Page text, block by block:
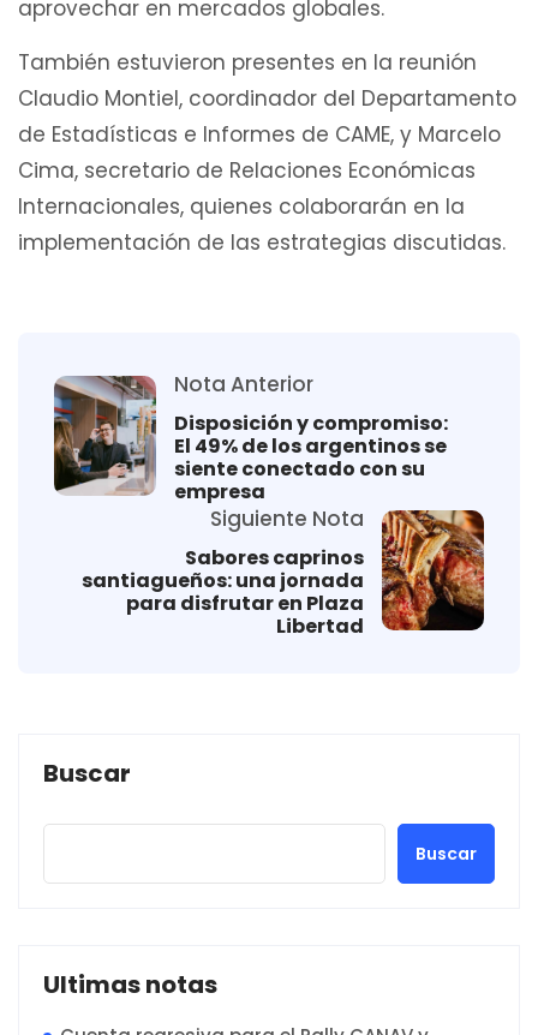
aprovechar en mercados globales.
También estuvieron presentes en la reunión
Claudio Montiel, coordinador del Departamento
de Estadísticas e Informes de CAME, y Marcelo
Cima, secretario de Relaciones Económicas
Internacionales, quienes colaborarán en la
implementación de las estrategias discutidas.
Nota Anterior
Disposición y compromiso:
El 49% de los argentinos se
siente conectado con su
empresa
Siguiente Nota
Sabores caprinos
santiagueños: una jornada
para disfrutar en Plaza
Libertad
Buscar
Buscar
Ultimas notas